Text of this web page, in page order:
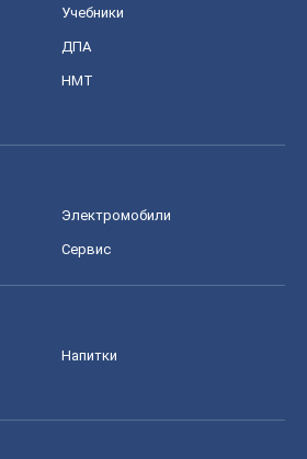
Учебники
ДПА
НМТ
Электромобили
Сервис
Напитки